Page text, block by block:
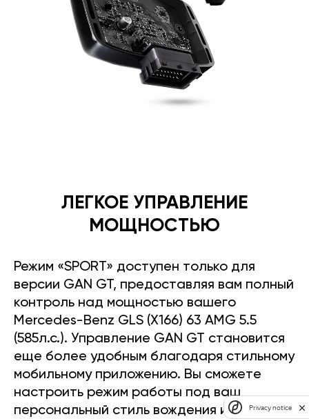
ЛЕГКОЕ УПРАВЛЕНИЕ
МОЩНОСТЬЮ
Режим «SPORT» доступен только для
версии GAN GT, предоставляя вам полный
контроль над мощностью вашего
Mercedes-Benz GLS (X166) 63 AMG 5.5
(585л.с.). Управление GAN GT становится
еще более удобным благодаря стильному
мобильному приложению. Вы сможете
настроить режим работы под ваш
персональный стиль вождения и легкоPrivacy notice